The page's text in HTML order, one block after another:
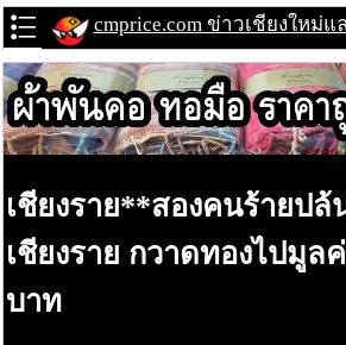
cmprice.com ข่าวเชียงใหม่
เชียงราย**สองคนร้ายปล้
เชียงราย กวาดทองไปมูล
บาท